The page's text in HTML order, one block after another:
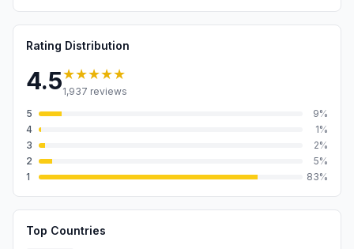
Rating Distribution
4.5★★★★★
1,937 reviews
5
9%
4
1%
3
2%
2
5%
1
83%
Top Countries